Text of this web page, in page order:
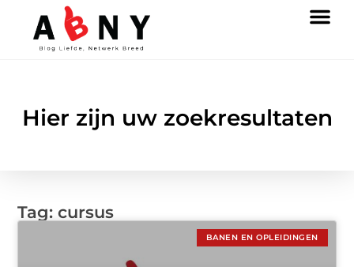
Hier zijn uw zoekresultaten
Tag: cursus
BANEN EN OPLEIDINGEN